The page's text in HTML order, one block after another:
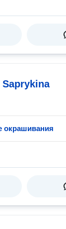
Saprykina
окрашивания